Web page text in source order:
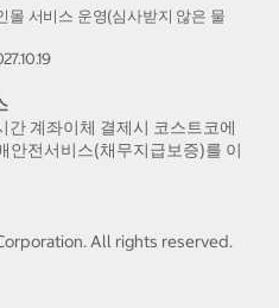
몰 서비스 운영(심사받지 않은 물
간 계좌이체 결제시 코스트코에
안전서비스(채무지급보증)를 이
All rights reserved.